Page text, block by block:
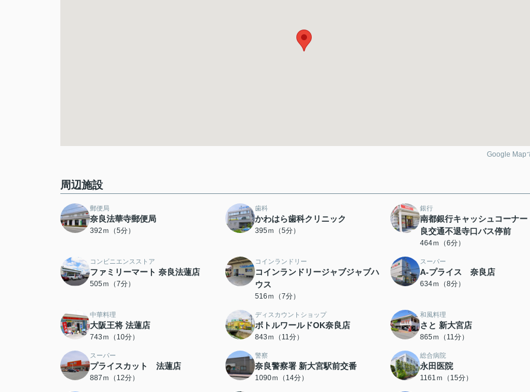
Google Map
周辺施設
郵便局
奈良法華寺郵便局
392ｍ（5分）
歯科
かわはら歯科クリニック
395ｍ（5分）
銀行
南都銀行キャッシュコーナ
良交通不退寺口バス停前
464ｍ（6分）
コンビニエンスストア
ファミリーマート 奈良法蓮店
505ｍ（7分）
コインランドリー
コインランドリージャブジャブハ
ウス
516ｍ（7分）
スーパー
A-プライス 奈良店
634ｍ（8分）
中華料理
大阪王将 法蓮店
743ｍ（10分）
ディスカウントショップ
ボトルワールドOK奈良店
843ｍ（11分）
和風料理
さと 新大宮店
865ｍ（11分）
スーパー
プライスカット 法蓮店
887ｍ（12分）
警察
奈良警察署 新大宮駅前交番
1090ｍ（14分）
総合病院
永田医院
1161ｍ（15分）